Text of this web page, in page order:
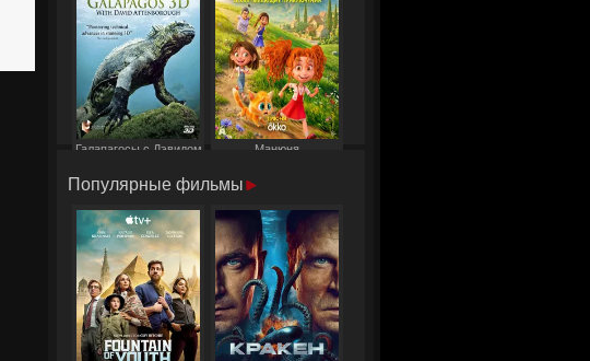
Галапагосы с Дэвидом
Манюня
Популярные фильмы